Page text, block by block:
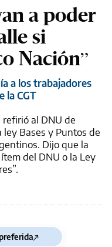
a poder
si
Nación”
a los trabajadores
la CGT
refirió al DNU de
Bases y Puntos de
Dijo que la
del DNU o la Ley